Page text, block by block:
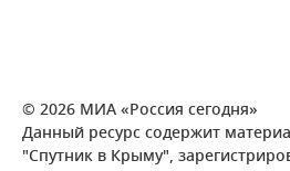
© 2026 МИА «Россия сегодня»
Данный ресурс содержит
"Спутник в Крыму",